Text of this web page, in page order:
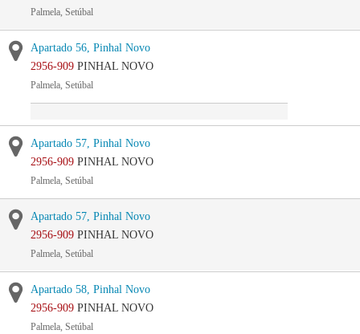
Palmela, Setúbal
Apartado 56, Pinhal Novo
2956-909 PINHAL NOVO
Palmela, Setúbal
Apartado 57, Pinhal Novo
2956-909 PINHAL NOVO
Palmela, Setúbal
Apartado 57, Pinhal Novo
2956-909 PINHAL NOVO
Palmela, Setúbal
Apartado 58, Pinhal Novo
2956-909 PINHAL NOVO
Palmela, Setúbal